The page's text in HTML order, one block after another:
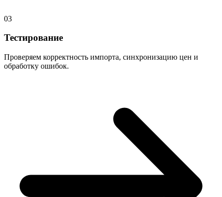
03
Тестирование
Проверяем корректность импорта, синхронизацию цен и
обработку ошибок.